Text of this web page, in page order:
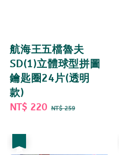
航海王五檔魯夫
SD(1)立體球型拼圖
鑰匙圈24片(透明
款)
Sale
NT$ 220 Regular
NT$ 259